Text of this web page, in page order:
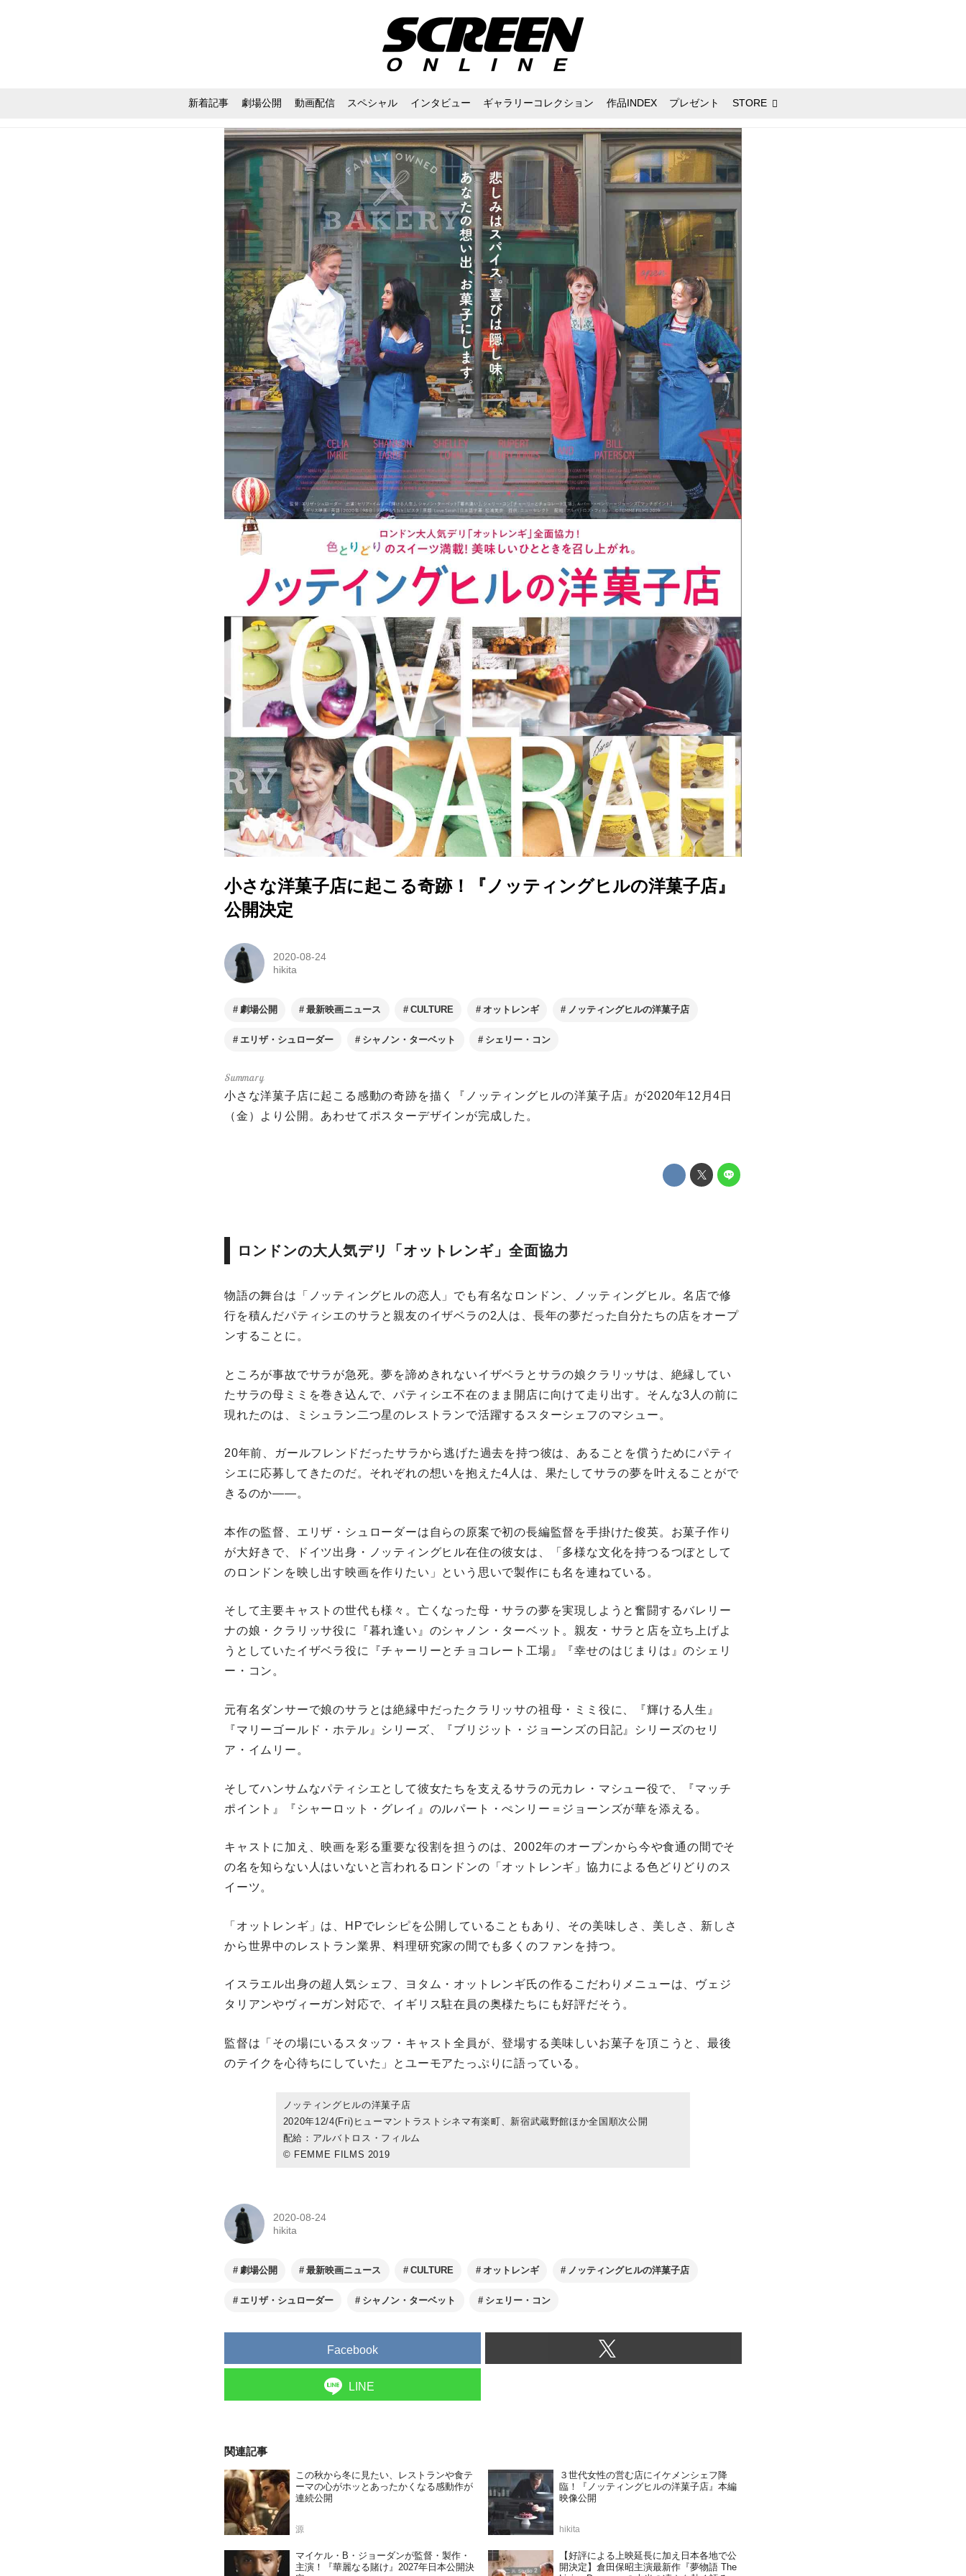
新着記事 劇場公開 動画配信 スペシャル インタビュー ギャラリーコレクション 作品INDEX プレゼント STORE
小さな洋菓子店に起こる奇跡！『ノッティングヒルの洋菓子店』
公開決定
2020-08-24
hikita
劇場公開 最新映画ニュース CULTURE オットレンギ ノッティングヒルの洋菓子店
エリザ・シュローダー シャノン・ターベット シェリー・コン
小さな洋菓子店に起こる感動の奇跡を描く『ノッティングヒルの洋菓子店』が2020年12月4日
（金）より公開。あわせてポスターデザインが完成した。
ロンドンの大人気デリ「オットレンギ」全面協力
物語の舞台は「ノッティングヒルの恋人」でも有名なロンドン、ノッティングヒル。名店で修
行を積んだパティシエのサラと親友のイザベラの2人は、長年の夢だった自分たちの店をオープ
ンすることに。
ところが事故でサラが急死。夢を諦めきれないイザベラとサラの娘クラリッサは、絶縁してい
たサラの母ミミを巻き込んで、パティシエ不在のまま開店に向けて走り出す。そんな3人の前に
現れたのは、ミシュラン二つ星のレストランで活躍するスターシェフのマシュー。
20年前、ガールフレンドだったサラから逃げた過去を持つ彼は、あることを償うためにパティ
シエに応募してきたのだ。それぞれの想いを抱えた4人は、果たしてサラの夢を叶えることがで
きるのか――。
本作の監督、エリザ・シュローダーは自らの原案で初の長編監督を手掛けた俊英。お菓子作り
が大好きで、ドイツ出身・ノッティングヒル在住の彼女は、「多様な文化を持つるつぼとして
のロンドンを映し出す映画を作りたい」という思いで製作にも名を連ねている。
そして主要キャストの世代も様々。亡くなった母・サラの夢を実現しようと奮闘するバレリー
ナの娘・クラリッサ役に『暮れ逢い』のシャノン・ターベット。親友・サラと店を立ち上げよ
うとしていたイザベラ役に『チャーリーとチョコレート工場』『幸せのはじまりは』のシェリ
ー・コン。
元有名ダンサーで娘のサラとは絶縁中だったクラリッサの祖母・ミミ役に、『輝ける人生』
『マリーゴールド・ホテル』シリーズ、『ブリジット・ジョーンズの日記』シリーズのセリ
ア・イムリー。
そしてハンサムなパティシエとして彼女たちを支えるサラの元カレ・マシュー役で、『マッチ
ポイント』『シャーロット・グレイ』のルパート・ぺンリー＝ジョーンズが華を添える。
キャストに加え、映画を彩る重要な役割を担うのは、2002年のオープンから今や食通の間でそ
の名を知らない人はいないと言われるロンドンの「オットレンギ」協力による色どりどりのス
イーツ。
「オットレンギ」は、HPでレシピを公開していることもあり、その美味しさ、美しさ、新しさ
から世界中のレストラン業界、料理研究家の間でも多くのファンを持つ。
イスラエル出身の超人気シェフ、ヨタム・オットレンギ氏の作るこだわりメニューは、ヴェジ
タリアンやヴィーガン対応で、イギリス駐在員の奥様たちにも好評だそう。
監督は「その場にいるスタッフ・キャスト全員が、登場する美味しいお菓子を頂こうと、最後
のテイクを心待ちにしていた」とユーモアたっぷりに語っている。
ノッティングヒルの洋菓子店
2020年12/4(Fri)ヒューマントラストシネマ有楽町、新宿武蔵野館ほか全国順次公開
配給：アルバトロス・フィルム
© FEMME FILMS 2019
2020-08-24
hikita
劇場公開 最新映画ニュース CULTURE オットレンギ ノッティングヒルの洋菓子店
エリザ・シュローダー シャノン・ターベット シェリー・コン
Facebook
LINE
関連記事
この秋から冬に見たい、レストランや食テ
ーマの心がホッとあったかくなる感動作が
連続公開
源
３世代女性の営む店にイケメンシェフ降
臨！『ノッティングヒルの洋菓子店』本編
映像公開
hikita
マイケル・B・ジョーダンが監督・製作・
主演！『華麗なる賭け』2027年日本公開決
【好評による上映延長に加え日本各地で公
開決定】倉田保昭主演最新作『夢物語 The